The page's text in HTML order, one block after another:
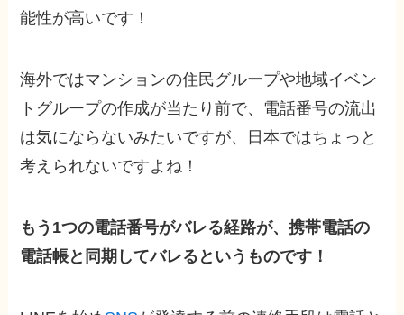
能性が高いです！
海外ではマンションの住民グループや地域イベン
トグループの作成が当たり前で、電話番号の流出
は気にならないみたいですが、日本ではちょっと
考えられないですよね！
もう1つの電話番号がバレる経路が、携帯電話の
電話帳と同期してバレるというものです！